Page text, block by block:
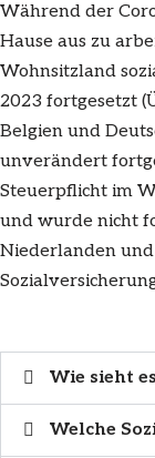
Während der
Hause aus zu
Wohnsitzland
2023 fortgesetzt
Belgien und
unverändert
Steuerpflicht im
und wurde nicht
Niederlanden
Wie sieht
Welche